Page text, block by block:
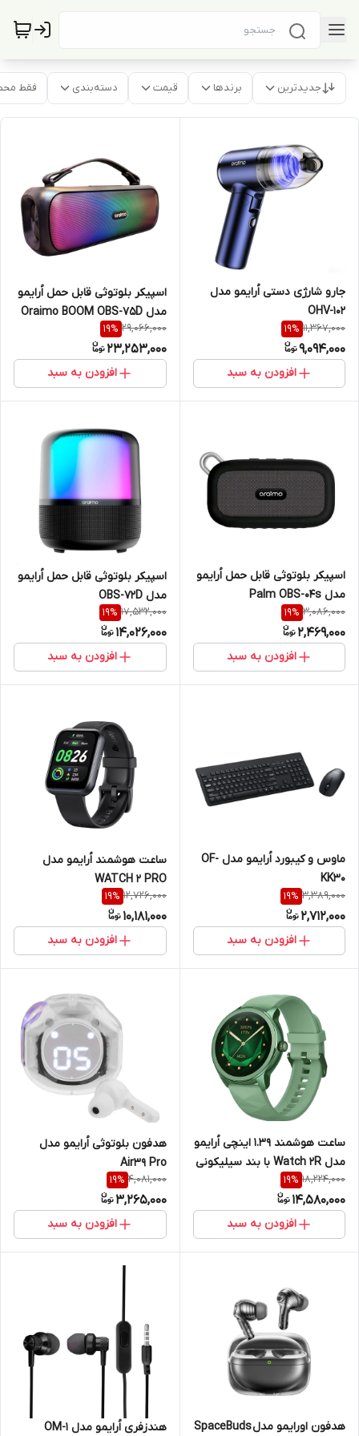
جدیدترین برندها قیمت دسته‌بندی فقط
جارو شارژی دستی اُرایمو مدل
OHV-102
11,367,000
19%
9,094,000
افزودن به سبد
اسپیکر بلوتوثی قابل حمل اُرایمو
مدل Oraimo BOOM OBS-75D
29,066,000
19%
23,253,000
افزودن به سبد
اسپیکر بلوتوثی قابل حمل اُرایمو
مدل Palm OBS-04s
3,086,000
19%
2,469,000
افزودن به سبد
اسپیکر بلوتوثی قابل حمل اُرایمو
مدل OBS-72D
17,532,000
19%
14,026,000
افزودن به سبد
ماوس و کیبورد اُرایمو مدل OF-
KK30
3,389,000
19%
2,712,000
افزودن به سبد
ساعت هوشمند اُرایمو مدل
WATCH 2 PRO
12,726,000
19%
10,181,000
افزودن به سبد
ساعت هوشمند 1.39 اینچی اُرایمو
مدل Watch 2R با بند سیلیکونی
18,224,000
19%
14,580,000
افزودن به سبد
هدفون بلوتوثی اُرایمو مدل
Air39 Pro
4,081,000
19%
3,265,000
افزودن به سبد
هدفون اورایمو مدل SpaceBuds هندزفری اُرایمو مدل OM-1